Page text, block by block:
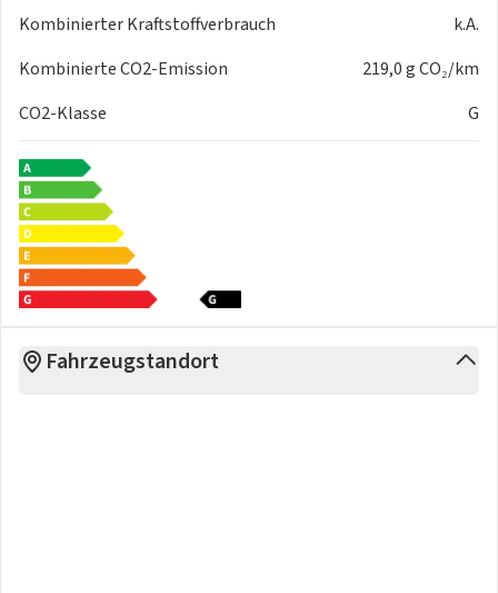
Kombinierter Kraftstoffverbrauch
k.A.
Kombinierte CO2-Emission
219,0 g CO₂/km
CO2-Klasse
G
Fahrzeugstandort